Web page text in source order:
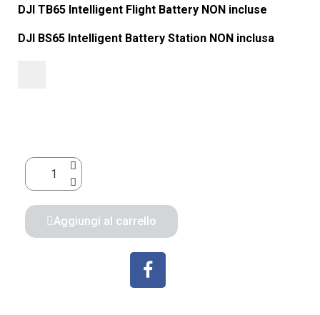
DJI TB65 Intelligent Flight Battery NON incluse
DJI BS65 Intelligent Battery Station NON inclusa
Aggiungi al carrello